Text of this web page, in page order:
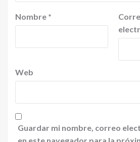
Nombre *
Web
Guardar mi nombre, correo